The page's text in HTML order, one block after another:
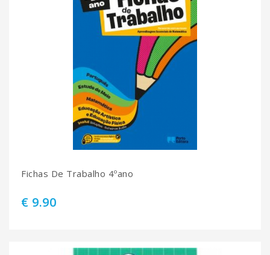
Fichas De Trabalho 4ºano
€ 9.90